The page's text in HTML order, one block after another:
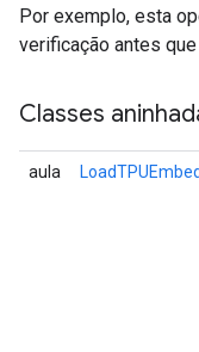
Por exemplo, esta
verificação antes
Classes
aula